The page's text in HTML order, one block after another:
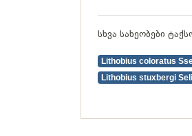
სხვა სახეობები
Lithobius coloratus
Lithobius stuxbergi